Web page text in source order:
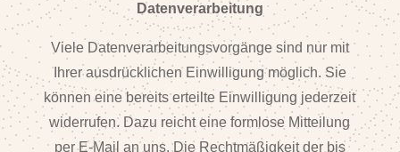
Datenverarbeitung
Viele Datenverarbeitungsvorgänge sind nur mit
Ihrer ausdrücklichen Einwilligung möglich. Sie
können eine bereits erteilte Einwilligung jederzeit
widerrufen. Dazu reicht eine formlose Mitteilung
per E-Mail an uns. Die Rechtmäßigkeit der bis